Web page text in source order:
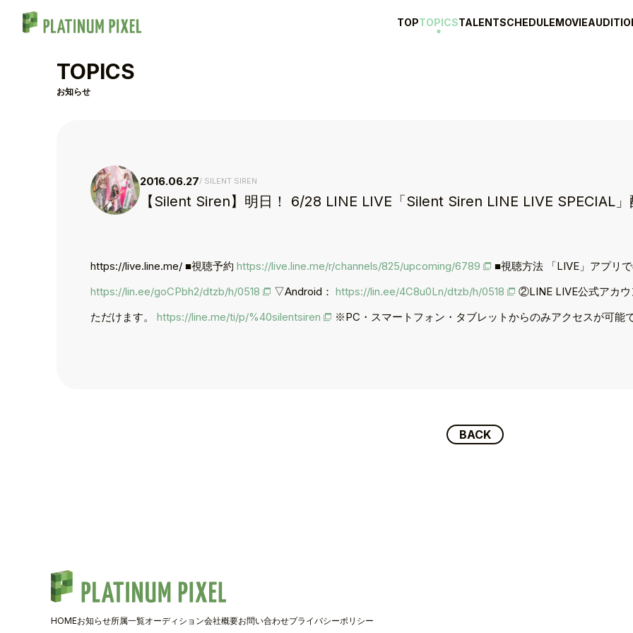
TOPTOPICSTALENTSCHEDULEMOVIE
TOPICS
PIXEL SHOP
TOPICS
お知らせ
2016.06.27 SILENT SIREN
【Silent Siren】明日！ 6/28 LINE LIVE「Silent Siren LINE LIVE SPECIAL」
https://live.line.me/ ■視聴予約 https://live.line.me/r/channels/825/upcoming/6789
■視聴方法 「LIVE」アプリ
https://lin.ee/goCPbh2/dtzb/h/0518
▽Android： https://lin.ee/4C8u0Ln/dtzb/h/0518
②LINE LIVE公式アカウ
ただけます。 https://line.me/ti/p/%40silentsiren ※PC・スマートフォン・タブレットからのみアクセスが可能
BACK
HOMEお知らせ所属一覧オーディション会社概要お問い合わせプライバシーポリシー